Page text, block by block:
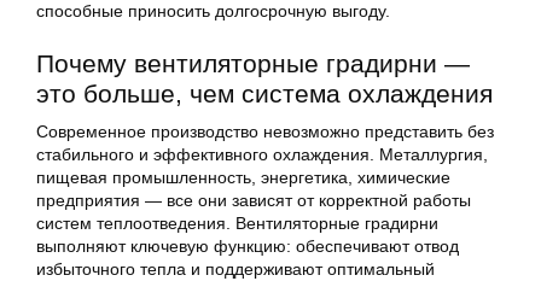
способные приносить долгосрочную выгоду.
Почему вентиляторные градирни —
это больше, чем система охлаждения
Современное производство невозможно представить без
стабильного и эффективного охлаждения. Металлургия,
пищевая промышленность, энергетика, химические
предприятия — все они зависят от корректной работы
систем теплоотведения. Вентиляторные градирни
выполняют ключевую функцию: обеспечивают отвод
избыточного тепла и поддерживают оптимальный